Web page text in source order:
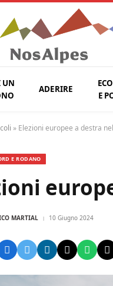
UN
ADERIRE
E
» Elezioni europee a destra
E RODANO
MARTIAL 10 Giugno 2024